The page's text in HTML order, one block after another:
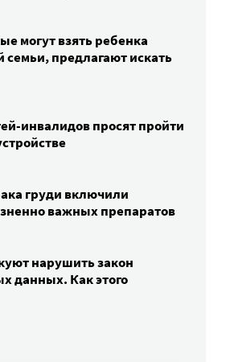
могут взять ребенка
семьи, предлагают искать
инвалидов просят пройти
груди включили
важных препаратов
нарушить закон
данных. Как этого